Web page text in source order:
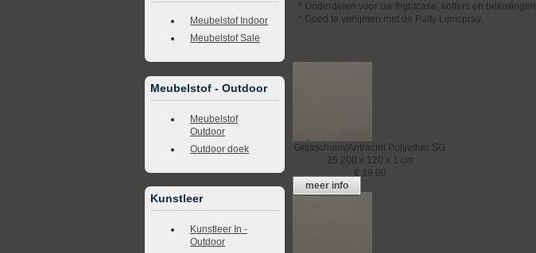
Meubelstof Indoor
Meubelstof Sale
Meubelstof - Outdoor
Meubelstof
Outdoor
Outdoor doek
Kunstleer
Kunstleer In -
Outdoor
* Onderdelen voor uw flightcase, koffers en
* Goed te verlijmen met de Palty Lijmspray.
Grijsschuim/Antraciet Polyether SG
25 200 x 120 x 1 cm
€ 19,00
meer info